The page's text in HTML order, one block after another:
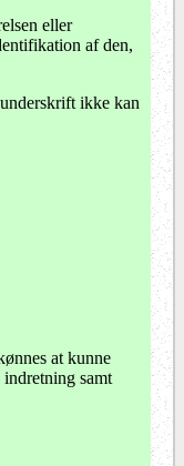
eller
af den,
ikke kan
at kunne
samt